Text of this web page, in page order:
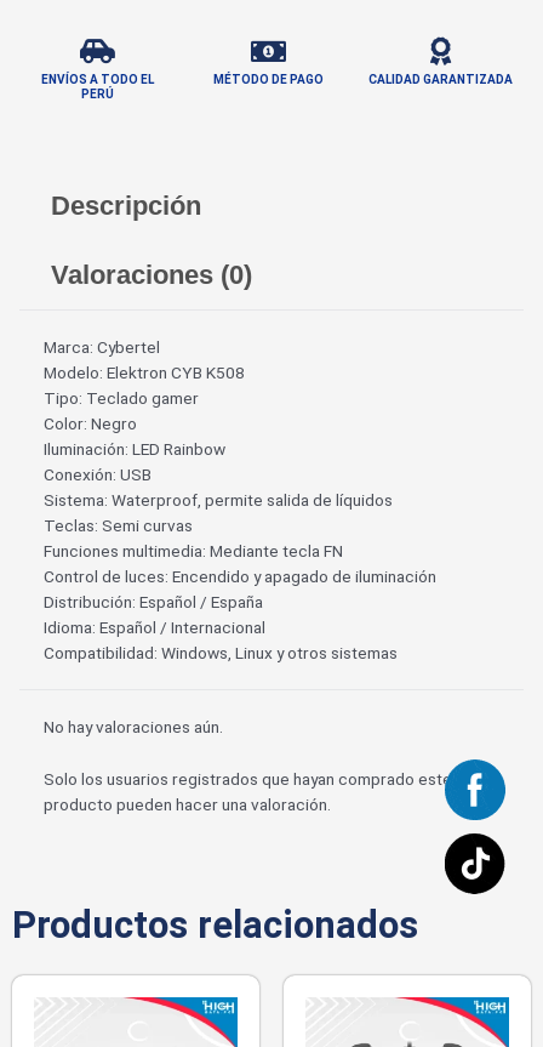
ENVÍOS A TODO EL
PERÚ
MÉTODO DE PAGO CALIDAD GARANTIZADA
Descripción
Valoraciones (0)
Marca: Cybertel
Modelo: Elektron CYB K508
Tipo: Teclado gamer
Color: Negro
Iluminación: LED Rainbow
Conexión: USB
Sistema: Waterproof, permite salida de líquidos
Teclas: Semi curvas
Funciones multimedia: Mediante tecla FN
Control de luces: Encendido y apagado de iluminación
Distribución: Español / España
Idioma: Español / Internacional
Compatibilidad: Windows, Linux y otros sistemas
No hay valoraciones aún.
Solo los usuarios registrados que hayan comprado este
producto pueden hacer una valoración.
Productos relacionados